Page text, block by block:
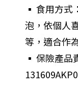
▪︎ 食用方式
泡，依個人
等，適合作
▪︎ 保險產品